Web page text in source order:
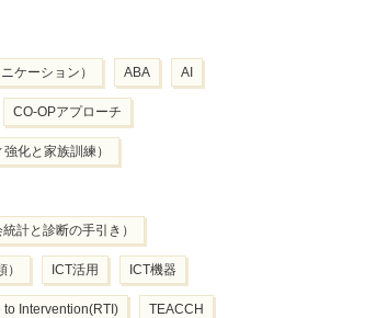
ケーション） ABA AI
CO-OPアプローチ
化と家族訓練）
計と診断の手引き）
ICT活用 ICT機器
to Intervention(RTI) TEACCH